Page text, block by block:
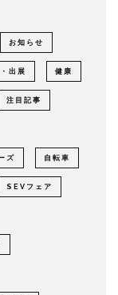
お知らせ
出展 健康
注目記事
ズ 自転車
SEVフェア